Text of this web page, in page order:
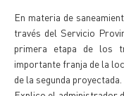
En materia de
través del Servicio
primera etapa de los
importante franja de la
de la segunda proyectada.